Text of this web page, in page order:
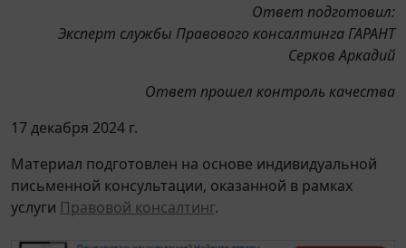
Ответ подготовил:
Эксперт службы Правового консалтинга ГАРАНТ
Серков Аркадий
Ответ прошел контроль качества
17 декабря 2024 г.
Материал подготовлен на основе индивидуальной
письменной консультации, оказанной в рамках
услуги Правовой консалтинг.